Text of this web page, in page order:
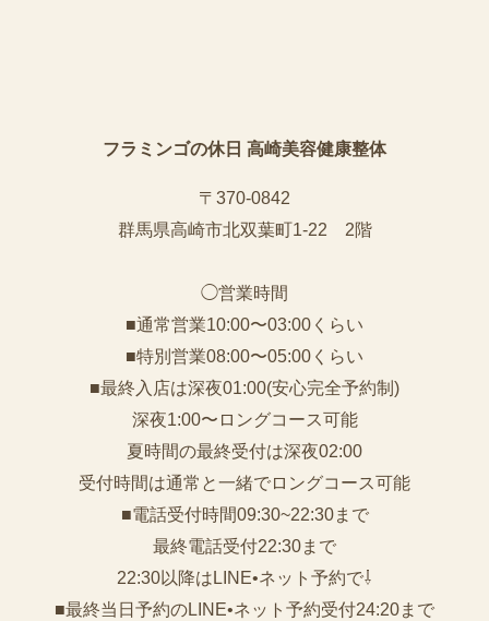
フラミンゴの休日 高崎美容健康整体
〒370-0842
群馬県高崎市北双葉町1-22 2階
◯営業時間
■通常営業10:00〜03:00くらい
■特別営業08:00〜05:00くらい
■最終入店は深夜01:00(安心完全予約制)
深夜1:00〜ロングコース可能
夏時間の最終受付は深夜02:00
受付時間は通常と一緒でロングコース可能
■電話受付時間09:30~22:30まで
️最終電話受付22:30まで
22:30以降はLINE•ネット予約で⇩
■最終当日予約のLINE•ネット予約受付24:20まで